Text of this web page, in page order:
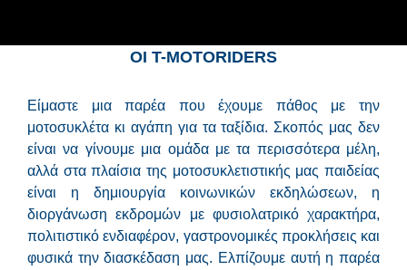
ΟΙ Τ-MOTORIDERS
Είμαστε μια παρέα που έχουμε πάθος με την
μοτοσυκλέτα κι αγάπη για τα ταξίδια. Σκοπός μας δεν
είναι να γίνουμε μια ομάδα με τα περισσότερα μέλη,
αλλά στα πλαίσια της μοτοσυκλετιστικής μας παιδείας
είναι η δημιουργία κοινωνικών εκδηλώσεων, η
διοργάνωση εκδρομών με φυσιολατρικό χαρακτήρα,
πολιτιστικό ενδιαφέρον, γαστρονομικές προκλήσεις και
φυσικά την διασκέδαση μας. Ελπίζουμε αυτή η παρέα